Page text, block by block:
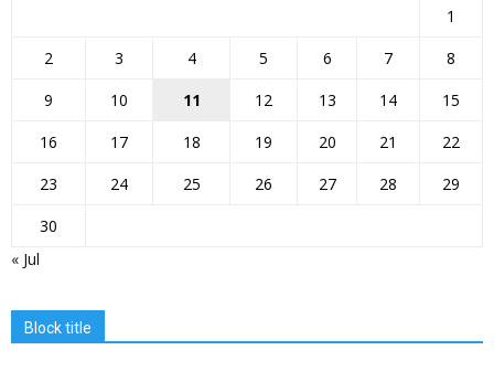
1
2
3 4 5 6 7
8
9
10 11 12 13 14
15
16
17 18 19 20 21
22
23
24 25 26 27 28
29
30
« Jul
Block title